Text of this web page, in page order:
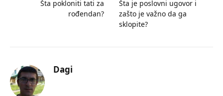
Šta pokloniti tati za
rođendan?
Šta je poslovni ugovor i
zašto je važno da ga
sklopite?
Dagi